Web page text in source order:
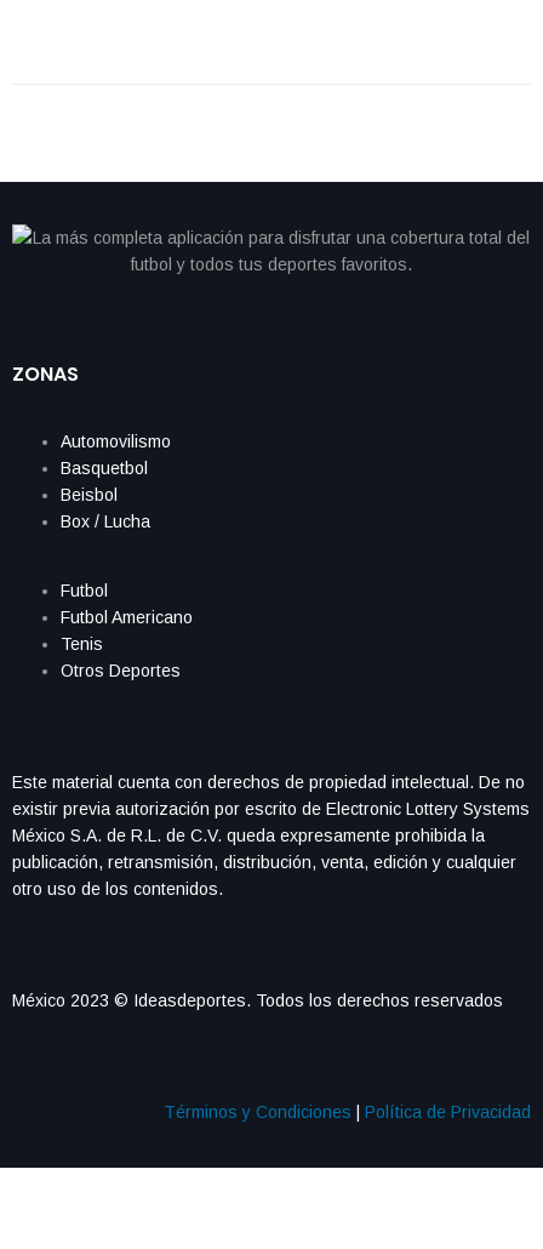
ZONAS
Automovilismo
Basquetbol
Beisbol
Box / Lucha
Futbol
Futbol Americano
Tenis
Otros Deportes
Este material cuenta con derechos de propiedad intelectual. De no
existir previa autorización por escrito de Electronic Lottery Systems
México S.A. de R.L. de C.V. queda expresamente prohibida la
publicación, retransmisión, distribución, venta, edición y cualquier
otro uso de los contenidos.
México 2023 © Ideasdeportes. Todos los derechos reservados
Términos y Condiciones Política de Privacidad